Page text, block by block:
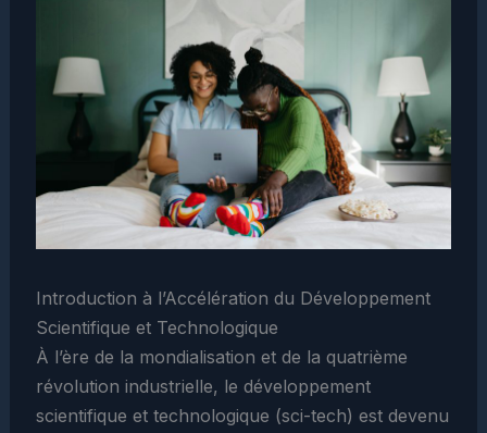
Introduction à l’Accélération du Développement
Scientifique et Technologique
À l’ère de la mondialisation et de la quatrième
révolution industrielle, le développement
scientifique et technologique (sci-tech) est devenu